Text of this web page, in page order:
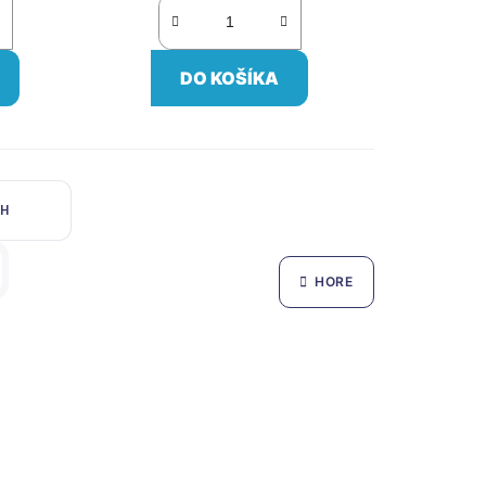
DO KOŠÍKA
HORE